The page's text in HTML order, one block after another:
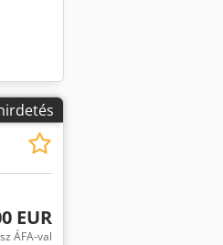
EUR
ÁFA-val